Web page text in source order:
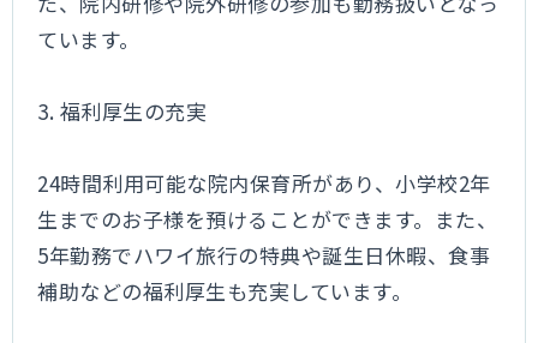
ています。
3. 福利厚生の充実
24時間利用可能な院内保育所があり、小学校2年
生までのお子様を預けることができます。また、
5年勤務でハワイ旅行の特典や誕生日休暇、食事
補助などの福利厚生も充実しています。